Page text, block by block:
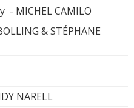
- MICHEL CAMILO
& STÉPHANE
NARELL